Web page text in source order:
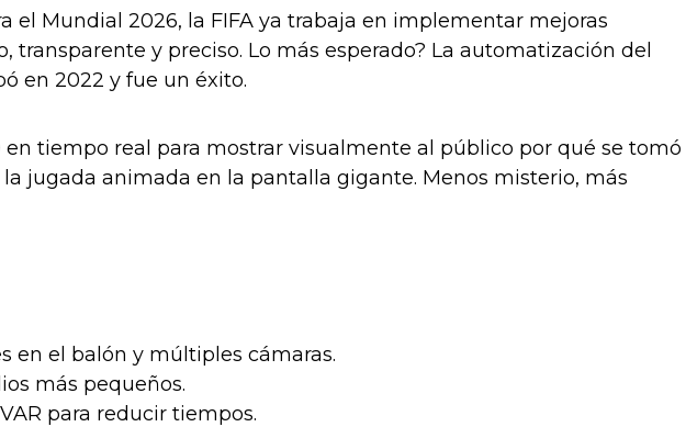
el Mundial 2026, la FIFA ya trabaja en implementar mejoras
y preciso. Lo más esperado? La automatización del
en 2022 y fue un éxito.
tiempo real para mostrar visualmente al público por qué se tomó
jugada animada en la pantalla gigante. Menos misterio, más
en el balón y múltiples cámaras.
más pequeños.
para reducir tiempos.